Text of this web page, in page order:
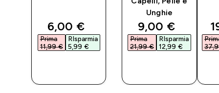
discounted price
6,00 €‎
Prima
11,99 €‎
RIsparmia
5,99 €‎
Unghie
discounted
9,00 €‎
Prima
21,99 €‎
RIsparmia
12,99 €‎